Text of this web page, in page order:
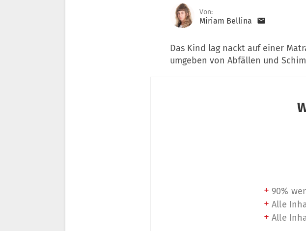
Von:
Miriam Bellina
Das Kind lag nackt auf einer
umgeben von Abfällen und